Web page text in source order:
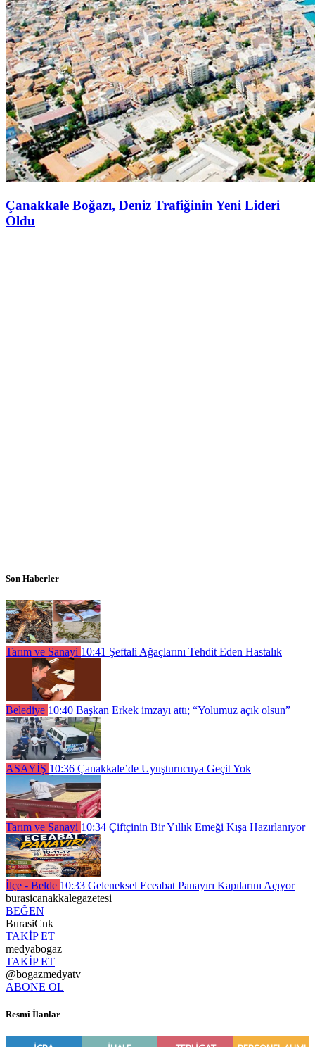
Çanakkale Boğazı, Deniz Trafiğinin Yeni Lideri
Oldu
Son Haberler
Tarım ve Sanayi 10:41 Şeftali Ağaçlarını Tehdit Eden Hastalık
Belediye 10:40 Başkan Erkek imzayı attı; “Yolumuz açık olsun”
ASAYİŞ 10:36 Çanakkale’de Uyuşturucuya Geçit Yok
Tarım ve Sanayi 10:34 Çiftçinin Bir Yıllık Emeği Kışa Hazırlanıyor
İlçe - Belde 10:33 Geleneksel Eceabat Panayırı Kapılarını Açıyor
burasicanakkalegazetesi
BEĞEN
BurasiCnk
TAKİP ET
medyabogaz
TAKİP ET
@bogazmedyatv
ABONE OL
Resmî İlanlar